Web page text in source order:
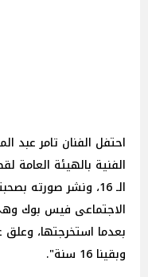
احتفل الفنان تامر عبد
الفنية بالهيئة العامة
الـ 16، ونشر صورته
الاجتماعى فيس بوك
بعدما استخرجتها،
وبقينا 16 سنة".